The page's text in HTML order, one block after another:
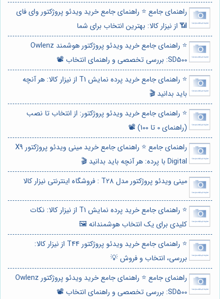
راهنمای جامع ⭐️ راهنمای جامع خرید ویدئو پروژکتور وای فای
📶 از نیزار کالا: بهترین انتخاب برای شما
⭐️ راهنمای جامع خرید ویدئو پروژکتور هوشمند Owlenz
SD500: بررسی تخصصی و راهنمای انتخاب 📽️
⭐️ راهنمای جامع خرید پرده نمایش T1 از نیزار کالا: هر آنچه
باید بدانید 🎬
⭐️ راهنمای جامع خرید ویدئو پروژکتور: از انتخاب تا نصب
(راهنمای 0 تا 100) 📽️
راهنمای جامع ⭐️ راهنمای جامع خرید مینی ویدئو پروژکتور X9
Digital با پرده: هر آنچه باید بدانید 🎬
مینی ویدئو پروژکتور مدل T28 : فروشگاه اینترنتی نیزار کالا
⭐️ راهنمای جامع خرید پرده نمایش T1 از نیزار کالا: نکات
کلیدی برای یک انتخاب هوشمندانه 🖼️
⭐️ راهنمای جامع خرید ویدئو پروژکتور T44 از نیزار کالا:
بررسی، انتخاب و فروش 💡
راهنمای جامع ⭐️ راهنمای جامع خرید ویدئو پروژکتور Owlenz
SD500: بررسی تخصصی و راهنمای انتخاب 📽️